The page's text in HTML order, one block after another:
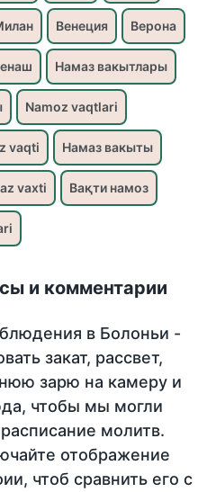
Венеция Верона
Намаз вакытлары
Namoz vaqtlari
vaqti Намаз вакыты
vaxti Вақти намоз
и комментарии
в Болоньи -
закат, рассвет,
зарю на камеру и
чтобы мы могли
молитв.
отображение
чтоб сравнить его с